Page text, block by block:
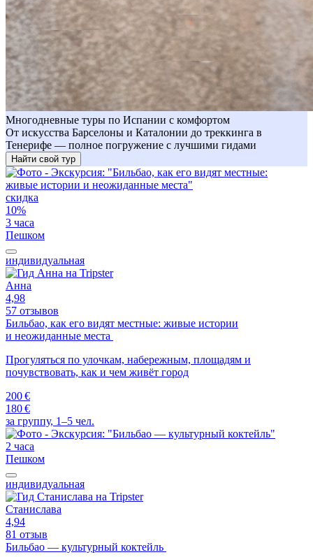
Многодневные туры по Испании с комфортом
От искусства Барселоны и Каталонии до треккинга в
Тенерифе — полное погружение с лучшими гидами
Найти свой тур
скидка
10%
3 часа
Пешком
индивидуальная
Анна
4,98
57 отзывов
Бильбао, как его видят местные: живые истории
и неожиданные места
Прогуляться по улочкам, набережным, площадям и
почувствовать, как и чем живёт город
200 €
180 €
за группу, 1–5 чел.
2 часа
Пешком
индивидуальная
Станислава
4,94
81 отзыв
Бильбао — культурный коктейль